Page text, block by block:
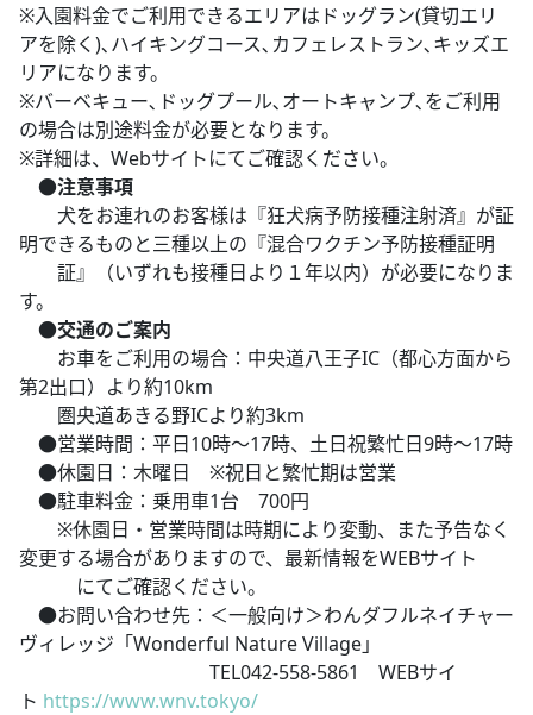
※入園料金でご利用できるエリアはドッグラン(貸切エリ
アを除く)､ハイキングコース､カフェレストラン､キッズエ
リアになります。
※バーベキュー､ドッグプール､オートキャンプ､をご利用
の場合は別途料金が必要となります。
※詳細は、Webサイトにてご確認ください。
●注意事項
犬をお連れのお客様は『狂犬病予防接種注射済』が証
明できるものと三種以上の『混合ワクチン予防接種証明
証』（いずれも接種日より１年以内）が必要になりま
す。
●交通のご案内
お車をご利用の場合：中央道八王子IC（都心方面から
第2出口）より約10km
圏央道あきる野ICより約3km
●営業時間：平日10時～17時、土日祝繁忙日9時～17時
●休園日：木曜日 ※祝日と繁忙期は営業
●駐車料金：乗用車1台 700円
※休園日・営業時間は時期により変動、また予告なく
変更する場合がありますので、最新情報をWEBサイト
にてご確認ください。
●お問い合わせ先：＜一般向け＞わんダフルネイチャー
ヴィレッジ「Wonderful Nature Village」
TEL042-558-5861 WEBサイ
ト https://www.wnv.tokyo/